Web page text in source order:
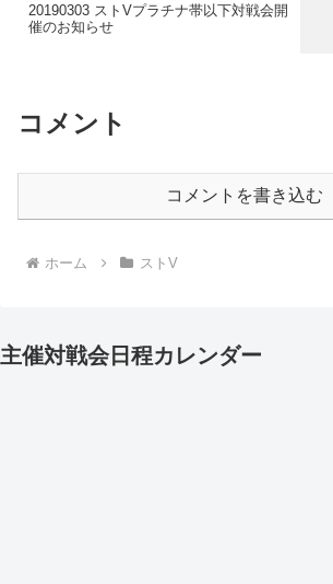
20190303 ストVプラチナ帯以下対戦会開
催のお知らせ
コメント
コメントを書き込む
ホーム ストV
主催対戦会日程カレンダー